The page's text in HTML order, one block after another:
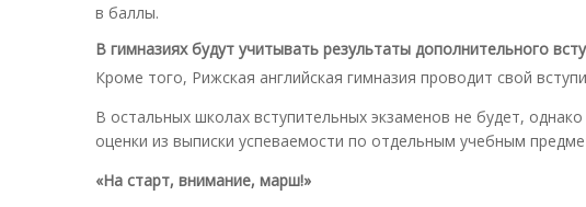
в баллы.
В гимназиях будут учитывать результаты дополнительного
Кроме того, Рижская английская гимназия проводит свой
В остальных школах вступительных экзаменов не будет,
оценки из выписки успеваемости по отдельным учебным
«На старт, внимание, марш!»